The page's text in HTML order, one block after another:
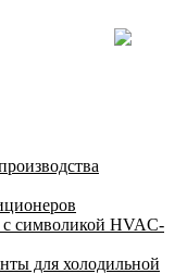
символикой HVAC-
для холодильной